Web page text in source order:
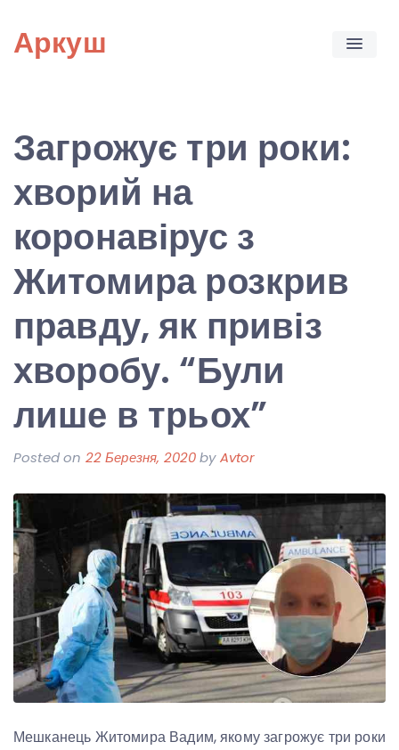
content
Аркуш
Загрожує три роки:
хворий на
коронавірус з
Житомира розкрив
правду, як привіз
хворобу. “Були
лише в трьох”
Posted on 22 Березня, 2020byAvtor
Мешканець Житомира Вадим, якому загрожує три роки